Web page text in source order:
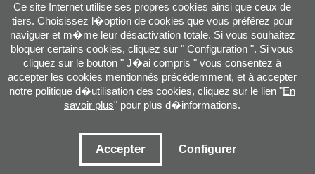
info@pottoka.info
Conditions d'Utilisation-Politique de Privacité-Politique des Cookies
Ce site Internet utilise ses propres cookies ainsi que ceux de
tiers. Choisissez l�option de cookies que vous préférez pour
naviguer et m�me leur désactivation totale. Si vous souhaitez
bloquer certains cookies, cliquez sur " Configuration ". Si vous
cliquez sur le bouton " J�ai compris " vous consentez à
accepter les cookies mentionnés précédemment, et à accepter
notre politique d�utilisation des cookies, cliquez sur le lien "En
savoir plus" pour plus d�informations.
Accepter Configurer